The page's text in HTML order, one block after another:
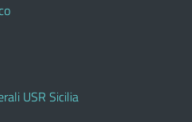
USR Sicilia